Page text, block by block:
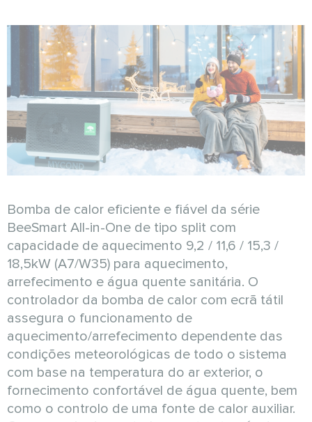
Bomba de calor eficiente e fiável da série
BeeSmart All-in-One de tipo split com
capacidade de aquecimento 9,2 / 11,6 / 15,3 /
18,5kW (A7/W35) para aquecimento,
arrefecimento e água quente sanitária. O
controlador da bomba de calor com ecrã tátil
assegura o funcionamento de
aquecimento/arrefecimento dependente das
condições meteorológicas de todo o sistema
com base na temperatura do ar exterior, o
fornecimento confortável de água quente, bem
como o controlo de uma fonte de calor auxiliar.